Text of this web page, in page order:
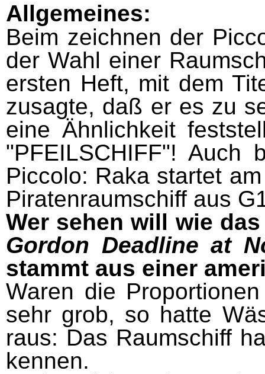
Allgemeines:
Beim zeichnen der
der Wahl einer
ersten Heft, mit dem
zusagte, daß er es zu
eine Ähnlichkeit
"PFEILSCHIFF"! Auch
Piccolo: Raka startet
Piratenraumschiff aus
Wer sehen will wie
Gordon Deadline at
stammt aus einer
Waren die
sehr grob, so hatte
raus: Das Raumschiff
kennen.